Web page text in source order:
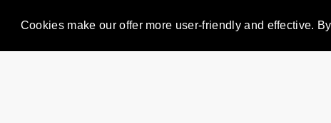
Cookies make our offer more user-friendly and effective.